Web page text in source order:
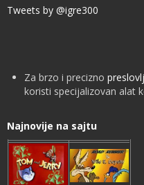
Tweets by @igre300
Za brzo i precizno
koristi specijalizovan alat
Najnovije na sajtu